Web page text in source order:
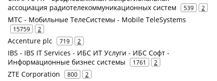
ассоциация радиотелекоммуникационных систем
539 2
МТС - Мобильные ТелеСистемы - Mobile TeleSystems
15759 2
Accenture plc 719 2
IBS - IBS IT Services - ИБС ИТ Услуги - ИБС Софт -
Информационные бизнес системы
1761 2
ZTE Corporation 800 2